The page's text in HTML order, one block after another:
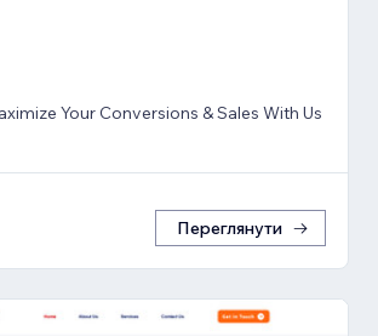
Your Conversions & Sales With Us
Переглянути